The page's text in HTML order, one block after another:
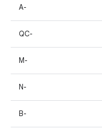
A-
QC-
M-
N-
B-